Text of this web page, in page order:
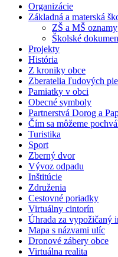
Organizácie
Základná a materská
ZŠ a MŠ oznamy
Školské
Projekty
História
Z kroniky obce
Zberatelia ľudových
Pamiatky v obci
Obecné symboly
Partnerstvá Dorog a
Čím sa môžeme
Turistika
Sport
Zberný dvor
Vývoz odpadu
Inštitúcie
Združenia
Cestovné poriadky
Virtuálny cintorín
Úhrada za vypožičaný
Mapa s názvami ulíc
Dronové zábery obce
Virtuálna realita